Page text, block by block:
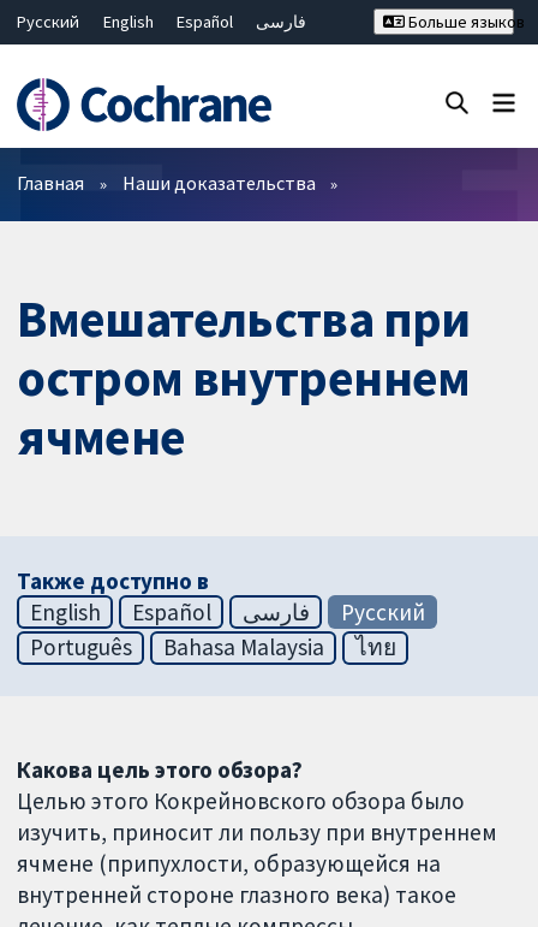
Русский English Español
فارسی
Bahasa Malaysia
ไทย
繁體中文
简体中文
Больше языков
Фильтры
Главная Наши доказательства
Вмешательства при
остром внутреннем
ячмене
Также доступно в
English
Español فارسی
Русский
Português
Bahasa Malaysia ไทย
Какова цель этого обзора?
Целью этого Кокрейновского обзора было
изучить, приносит ли пользу при внутреннем
ячмене (припухлости, образующейся на
внутренней стороне глазного века) такое